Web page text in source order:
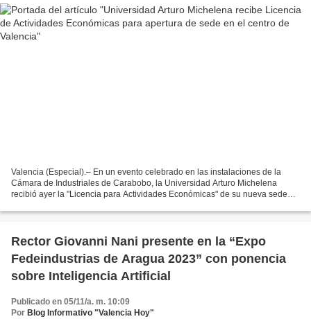
Valencia (Especial).– En un evento celebrado en las instalaciones de la
Cámara de Industriales de Carabobo, la Universidad Arturo Michelena
recibió ayer la "Licencia para Actividades Económicas" de su nueva sede
Rector Giovanni Nani presente en la “Expo
Fedeindustrias de Aragua 2023” con ponencia
sobre Inteligencia Artificial
Publicado en 05/11/a. m. 10:09
Por Blog Informativo "Valencia Hoy"